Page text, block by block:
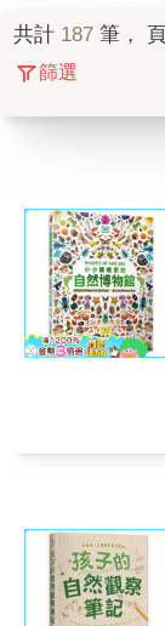
共計 187 筆，
篩選